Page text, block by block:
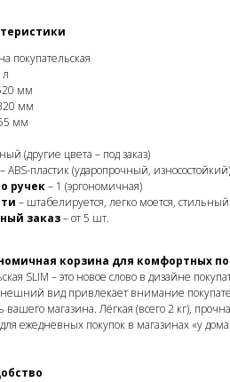
покупательская
л
мм
мм
мм
(другие цвета – под заказ)
– ABS-пластик (ударопрочный, износостойкий)
ручек– 1 (эргономичная)
– штабелируется, легко моется,
заказ– от 5 шт.
корзина для комфортных
SLIM – это новое слово в дизайне
вид привлекает внимание
магазина. Лёгкая (всего 2 кг),
ежедневных покупок в магазинах «у